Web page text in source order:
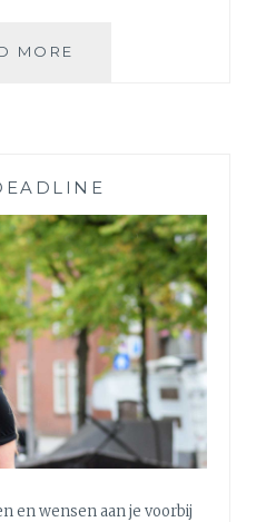
MORE
SUCCESVOLLE
START
en wensen aan je voorbij